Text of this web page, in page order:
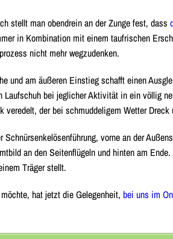
stellt man obendrein an der Zunge fest, dass
in Kombination mit einem taufrischen
nicht mehr wegzudenken.
und am äußeren Einstieg schafft einen
bei jeglicher Aktivität in ein völlig
der bei schmuddeligem Wetter Dreck
vorne an der
an den Seitenflügeln und hinten am Ende.
Träger stellt.
hat jetzt die Gelegenheit, bei uns im